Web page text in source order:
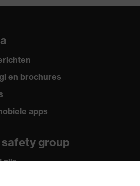
en brochures
apps
safety group
zijn